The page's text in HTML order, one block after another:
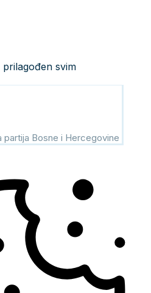
prilagođen svim
Bosne i Hercegovine